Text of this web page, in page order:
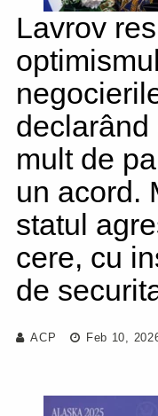
Lavrov
declarând
mult de
un acord.
statul
cere, cu
de
ACP Feb 10,